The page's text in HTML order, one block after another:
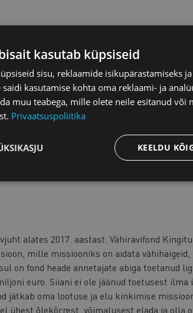
alates 2017. aastast. Vähiravifond
mille missiooniks on aidata
on fond heade annetajate abiga toetanud
euro. Siiani ei ole jäänud toetusest ilma
jätkab oma lootuse ja elu kinkimise
ühest õlekõrrest, võimalusest elada ja olla
kasutab küpsiseid
sisu, reklaamide isikupärastamiseks
saidi kasutamise kohta oma reklaami- ja
muu teabega, mille olete neile esitanud või
Privaatsuspoliitika
KEELDU